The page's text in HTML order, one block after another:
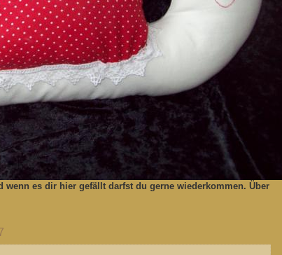
es dir hier gefällt darfst du gerne wiederkommen. Über